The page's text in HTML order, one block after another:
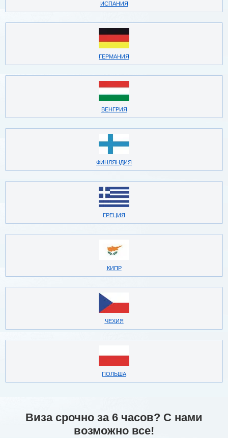
ИСПАНИЯ
ГЕРМАНИЯ
ВЕНГРИЯ
ФИНЛЯНДИЯ
ГРЕЦИЯ
КИПР
ЧЕХИЯ
ПОЛЬША
Виза срочно за 6 часов? С нами
возможно все!